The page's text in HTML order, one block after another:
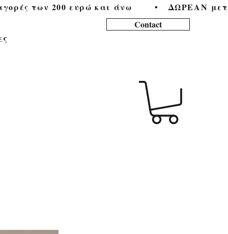
των 200 ευρώ και άνω        •
Contact